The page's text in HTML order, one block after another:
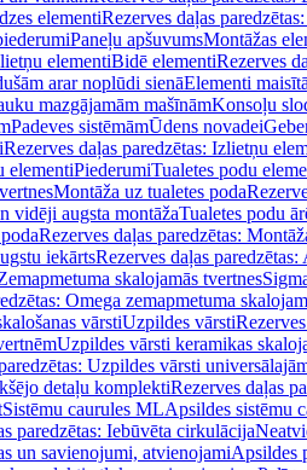
elementiRezerves daļas
Paneļu apšuvumsMontāžas
elementiBidē elementiRezerves
arar noplūdi sienāElementi
mazgājamām mašīnāmKonsoļu
Padeves sistēmāmŪdens novadei
Rezerves daļas paredzētas: Izlietņu
elementiPiederumiTualetes podu
Montāža uz tualetes poda
vidēji augsta montāžaTualetes podu
Rezerves daļas paredzētas:
iekārtsRezerves daļas
skalojamās tvertnes
Omega zemapmetuma
vārstiUzpildes vārsti
Uzpildes vārsti keramikas
Uzpildes vārsti
detaļu komplektiRezerves daļas
Sistēmu caurules MLApsildes sistēmu
paredzētas: Iebūvēta cirkulācija
un savienojumi, atvienojamiApsildes